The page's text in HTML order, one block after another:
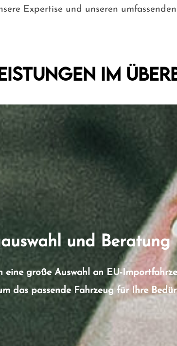
Expertise und unseren
im
und Beratung
eine große Auswahl an EU-
das passende Fahrzeug für Ihre